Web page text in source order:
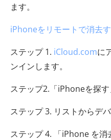
ます。
iPhoneをリモートで消去
ステップ 1. iCloud.comに
ンインします。
ステップ2.「iPhoneを探す
ステップ 3. リストからデ
ステップ 4. 「iPhone を